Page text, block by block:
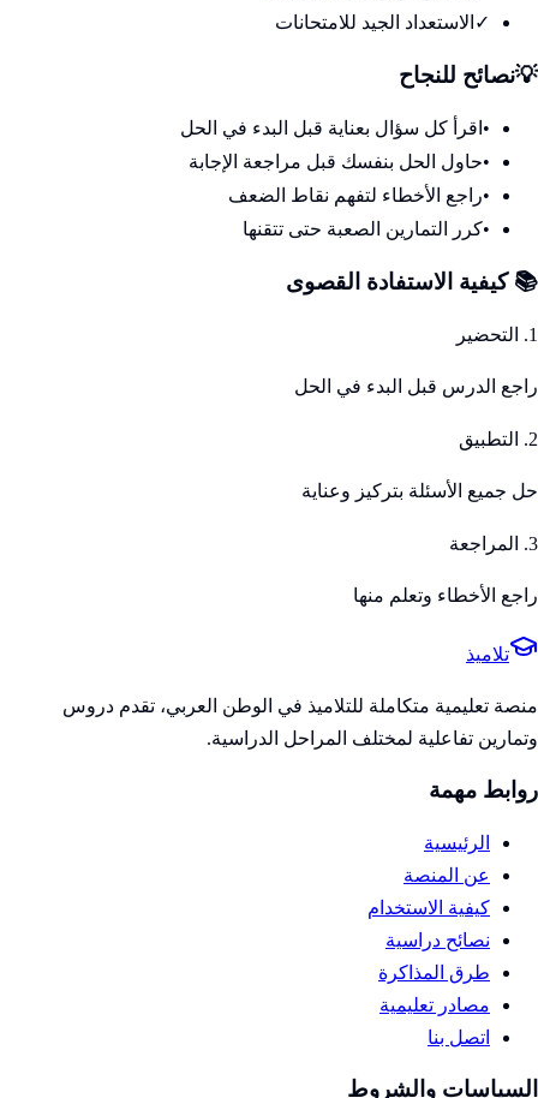
✓ الاستعداد الجيد للامتحانات
💡نصائح للنجاح
• اقرأ كل سؤال بعناية قبل البدء في الحل
•حاول الحل بنفسك قبل مراجعة الإجابة
•راجع الأخطاء لتفهم نقاط الضعف
•كرر التمارين الصعبة حتى تتقنها
📚 كيفية الاستفادة القصوى
1. التحضير
راجع الدرس قبل البدء في الحل
2. التطبيق
حل جميع الأسئلة بتركيز وعناية
3. المراجعة
راجع الأخطاء وتعلم منها
تلاميذ
منصة تعليمية متكاملة للتلاميذ في الوطن العربي، تقدم دروس
وتمارين تفاعلية لمختلف المراحل الدراسية.
روابط مهمة
الرئيسية
عن المنصة
كيفية الاستخدام
نصائح دراسية
طرق المذاكرة
مصادر تعليمية
اتصل بنا
السياسات والشروط